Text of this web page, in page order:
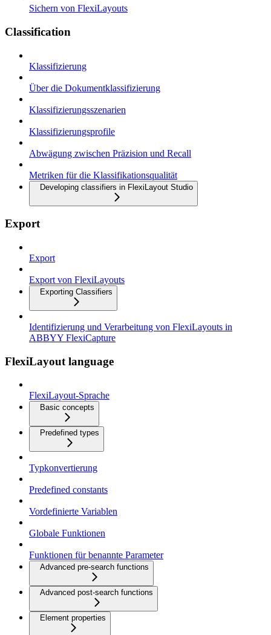
Sichern von FlexiLayouts
Classification
Klassifizierung
Über die Dokumentklassifizierung
Klassifizierungsszenarien
Klassifizierungsprofile
Abwägung zwischen Präzision und Recall
Metriken für die Klassifikationsqualität
Developing classifiers in FlexiLayout Studio
Export
Export
Export von FlexiLayouts
Exporting Classifiers
Identifizierung und Verarbeitung von FlexiLayouts in
ABBYY FlexiCapture
FlexiLayout language
FlexiLayout-Sprache
Basic concepts
Predefined types
Typkonvertierung
Predefined constants
Vordefinierte Variablen
Globale Funktionen
Funktionen für benannte Parameter
Advanced pre-search functions
Advanced post-search functions
Element properties